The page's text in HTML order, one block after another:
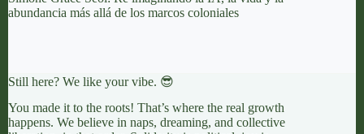
abundancia más allá de los marcos coloniales
Still here? We like your vibe. 😎
You made it to the roots! That’s where the real growth
happens. We believe in naps, dreaming, and collective